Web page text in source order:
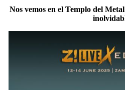
Nos vemos en el Templo del